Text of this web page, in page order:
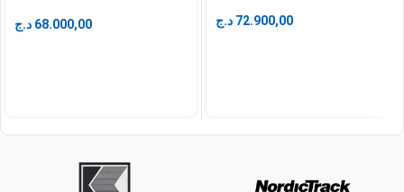
68.000,00 د.ج 72.900,00 د.ج